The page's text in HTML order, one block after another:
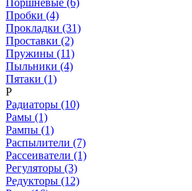
Пробки (4)
Прокладки (31)
Проставки (2)
Пружины (11)
Пыльники (4)
Пятаки (1)
Р
Радиаторы (10)
Рамы (1)
Рампы (1)
Распылители (7)
Рассеиватели (1)
Регуляторы (3)
Редукторы (12)